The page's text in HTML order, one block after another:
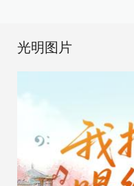
光明图片